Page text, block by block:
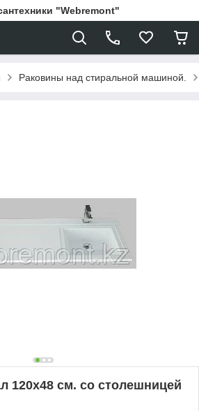
"Webremont"
Раковины над стиральной машиной.
120х48 см. со столешницей